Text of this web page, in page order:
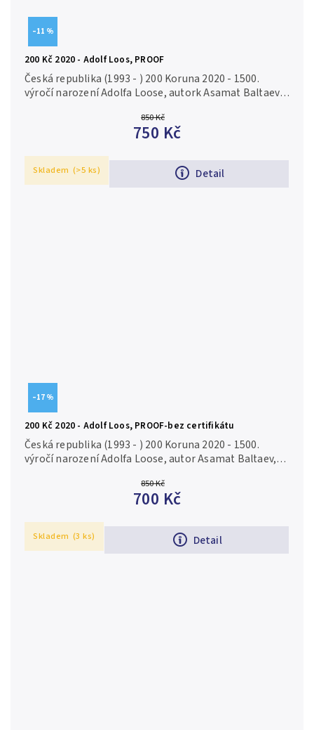
–11 %
200 Kč 2020 - Adolf Loos, PROOF
850 Kč
750 Kč
Detail
Česká republika (1993 - ) 200 Koruna 2020 - 1500.
výročí narození Adolfa Loose, autork Asamat Baltaev,
Skladem (>5 ks)
–17 %
200 Kč 2020 - Adolf Loos, PROOF-bez certifikátu
850 Kč
700 Kč
Detail
Česká republika (1993 - ) 200 Koruna 2020 - 1500.
výročí narození Adolfa Loose, autor Asamat Baltaev,
Skladem (3 ks)